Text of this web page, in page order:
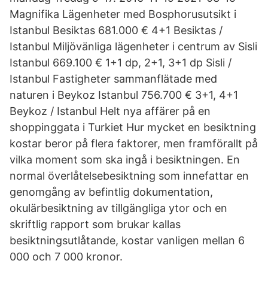
Magnifika Lägenheter med Bosphorusutsikt i
Istanbul Besiktas 681.000 € 4+1 Besiktas /
Istanbul Miljövänliga lägenheter i centrum av Sisli
Istanbul 669.100 € 1+1 dp, 2+1, 3+1 dp Sisli /
Istanbul Fastigheter sammanflätade med
naturen i Beykoz Istanbul 756.700 € 3+1, 4+1
Beykoz / Istanbul Helt nya affärer på en
shoppinggata i Turkiet Hur mycket en besiktning
kostar beror på flera faktorer, men framförallt på
vilka moment som ska ingå i besiktningen. En
normal överlåtelsebesiktning som innefattar en
genomgång av befintlig dokumentation,
okulärbesiktning av tillgängliga ytor och en
skriftlig rapport som brukar kallas
besiktningsutlåtande, kostar vanligen mellan 6
000 och 7 000 kronor.